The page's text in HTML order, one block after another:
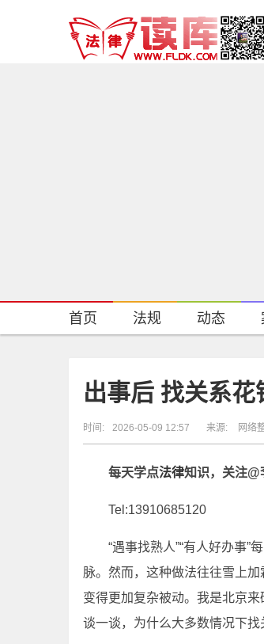
首页 法规 动态
出事后 找关系花
时间: 2026-05-09 12:57 来源: 网络
每天学点法律知识， 关注@
Tel:13910685120
“遇事找熟人”“有人好办事”
脉。然而，这种做法往往雪上
变得更加复杂被动。我是北京
谈一谈，为什么大多数情况下找